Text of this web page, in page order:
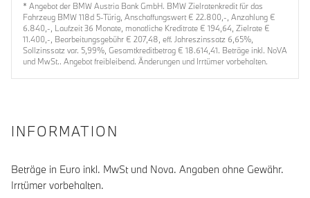
* Angebot der BMW Austria Bank GmbH. BMW Zielratenkredit für das
Fahrzeug BMW 118d 5-Türig, Anschaffungswert € 22.800,-, Anzahlung €
6.840,-, Laufzeit 36 Monate, monatliche Kreditrate € 194,64, Zielrate €
11.400,-, Bearbeitungsgebühr € 207,48, eff. Jahreszinssatz 6,65%,
Sollzinssatz var. 5,99%, Gesamtkreditbetrag € 18.614,41. Beträge inkl. NoVA
und MwSt.. Angebot freibleibend. Änderungen und Irrtümer vorbehalten.
INFORMATION
Beträge in Euro inkl. MwSt und Nova. Angaben ohne Gewähr.
Irrtümer vorbehalten.